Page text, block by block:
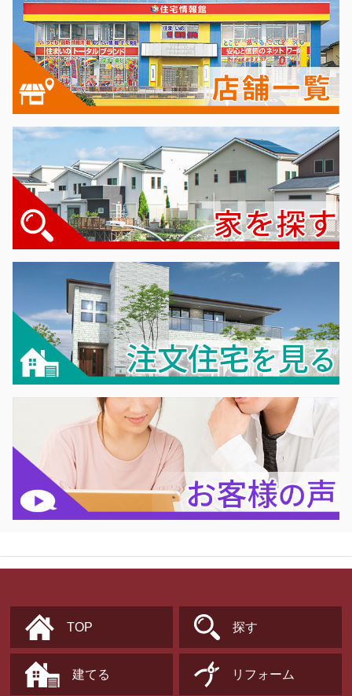
TOP 探す
建てる リフォーム